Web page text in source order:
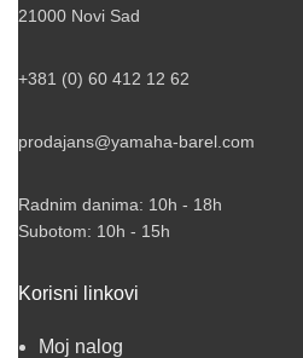
21000 Novi Sad
+381 (0) 60 412 12 62
prodajans@yamaha-barel.com
Radnim danima: 10h - 18h
Subotom: 10h - 15h
Korisni linkovi
Moj nalog